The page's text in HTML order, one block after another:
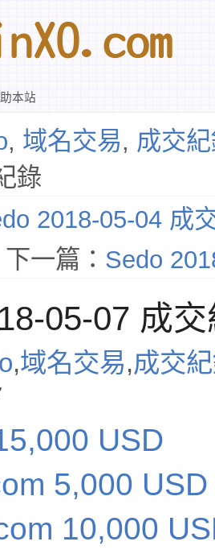
本站
, 域名交易, 成交
錄
2018-05-04 成
下一篇： Sedo
05-07 成
,域名交易,成交
USD
5,000 USD
10,000